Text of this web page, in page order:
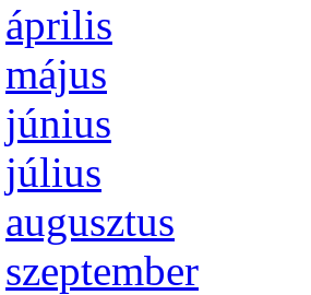
áp­ri­lis
má­jus
jú­ni­us
jú­li­us
au­gusz­tus
szep­tem­ber